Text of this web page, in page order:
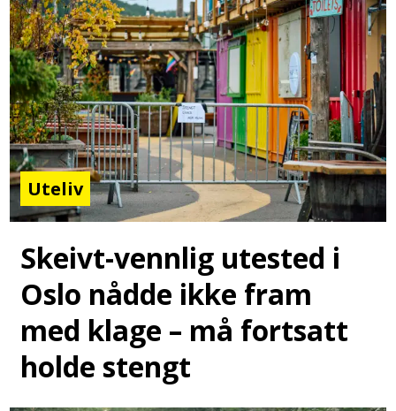
Uteliv
Skeivt-vennlig utested i
Oslo nådde ikke fram
med klage – må fortsatt
holde stengt